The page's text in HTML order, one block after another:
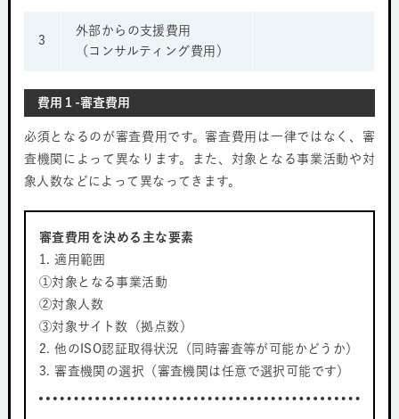
3
外部からの支援費用
（コンサルティング費用）
費用１-審査費用
必須となるのが審査費用です。審査費用は一律ではなく、審
査機関によって異なります。また、対象となる事業活動や対
象人数などによって異なってきます。
審査費用を決める主な要素
1. 適用範囲
①対象となる事業活動
②対象人数
③対象サイト数（拠点数）
2. 他のISO認証取得状況（同時審査等が可能かどうか）
3. 審査機関の選択（審査機関は任意で選択可能です）